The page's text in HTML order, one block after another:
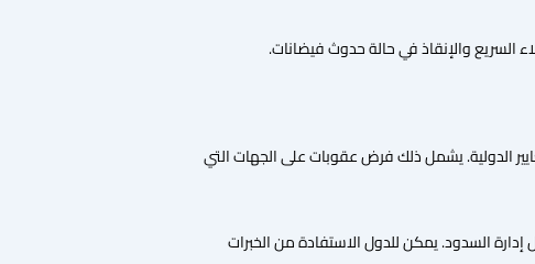
السريع والإنقاذ في حالة حدوث فيضانات.
الدولية. يشمل ذلك فرض عقوبات على الجهات التي
إدارة السدود. يمكن للدول الاستفادة من الخبرات